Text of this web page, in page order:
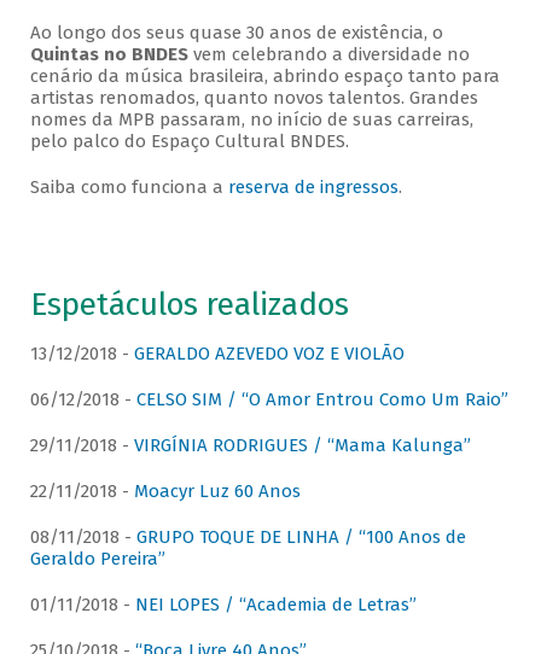
Ao longo dos seus quase 30 anos de existência, o
Quintas no BNDESvem celebrando a diversidade no
cenário da música brasileira, abrindo espaço tanto para
artistas renomados, quanto novos talentos. Grandes
nomes da MPB passaram, no início de suas carreiras,
pelo palco do Espaço Cultural BNDES.
Saiba como funciona a reserva de ingressos.
Espetáculos realizados
13/12/2018 - GERALDO AZEVEDO VOZ E VIOLÃO
06/12/2018 - CELSO SIM / “O Amor Entrou Como Um Raio”
29/11/2018 - VIRGÍNIA RODRIGUES / “Mama Kalunga”
22/11/2018 - Moacyr Luz 60 Anos
08/11/2018 - GRUPO TOQUE DE LINHA / “100 Anos de
Geraldo Pereira”
01/11/2018 - NEI LOPES / “Academia de Letras”